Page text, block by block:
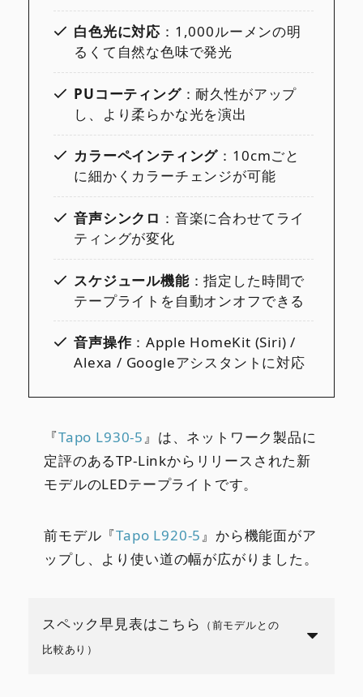
白色光に対応 ：1,000ルーメンの明
るくて自然な色味で発光
PUコーティング：耐久性がアップ
し、より柔らかな光を演出
カラーペインティング ：10cmごと
に細かくカラーチェンジが可能
音声シンクロ ：音楽に合わせてライ
ティングが変化
スケジュール機能：指定した時間で
テープライトを自動オンオフできる
音声操作：Apple HomeKit (Siri) /
Alexa / Googleアシスタントに対応
『Tapo L930-5』は、ネットワーク製品に
定評のあるTP-Linkからリリースされた新
モデルのLEDテープライトです。
前モデル『Tapo L920-5』から機能面がア
ップし、より使い道の幅が広がりました。
スペック早見表はこちら
（前モデルとの
比較あり）